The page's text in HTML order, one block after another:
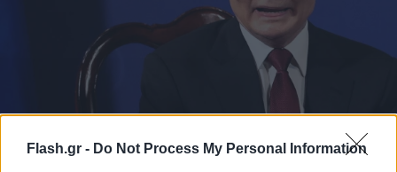
Flash.gr - Do Not Process My Personal Information
«Θα σταματήσετε να σκοτώνετε αμάχους στην
Ουκρανία;», ρώτησαν τον Πούτιν - «Δεν ακούω»